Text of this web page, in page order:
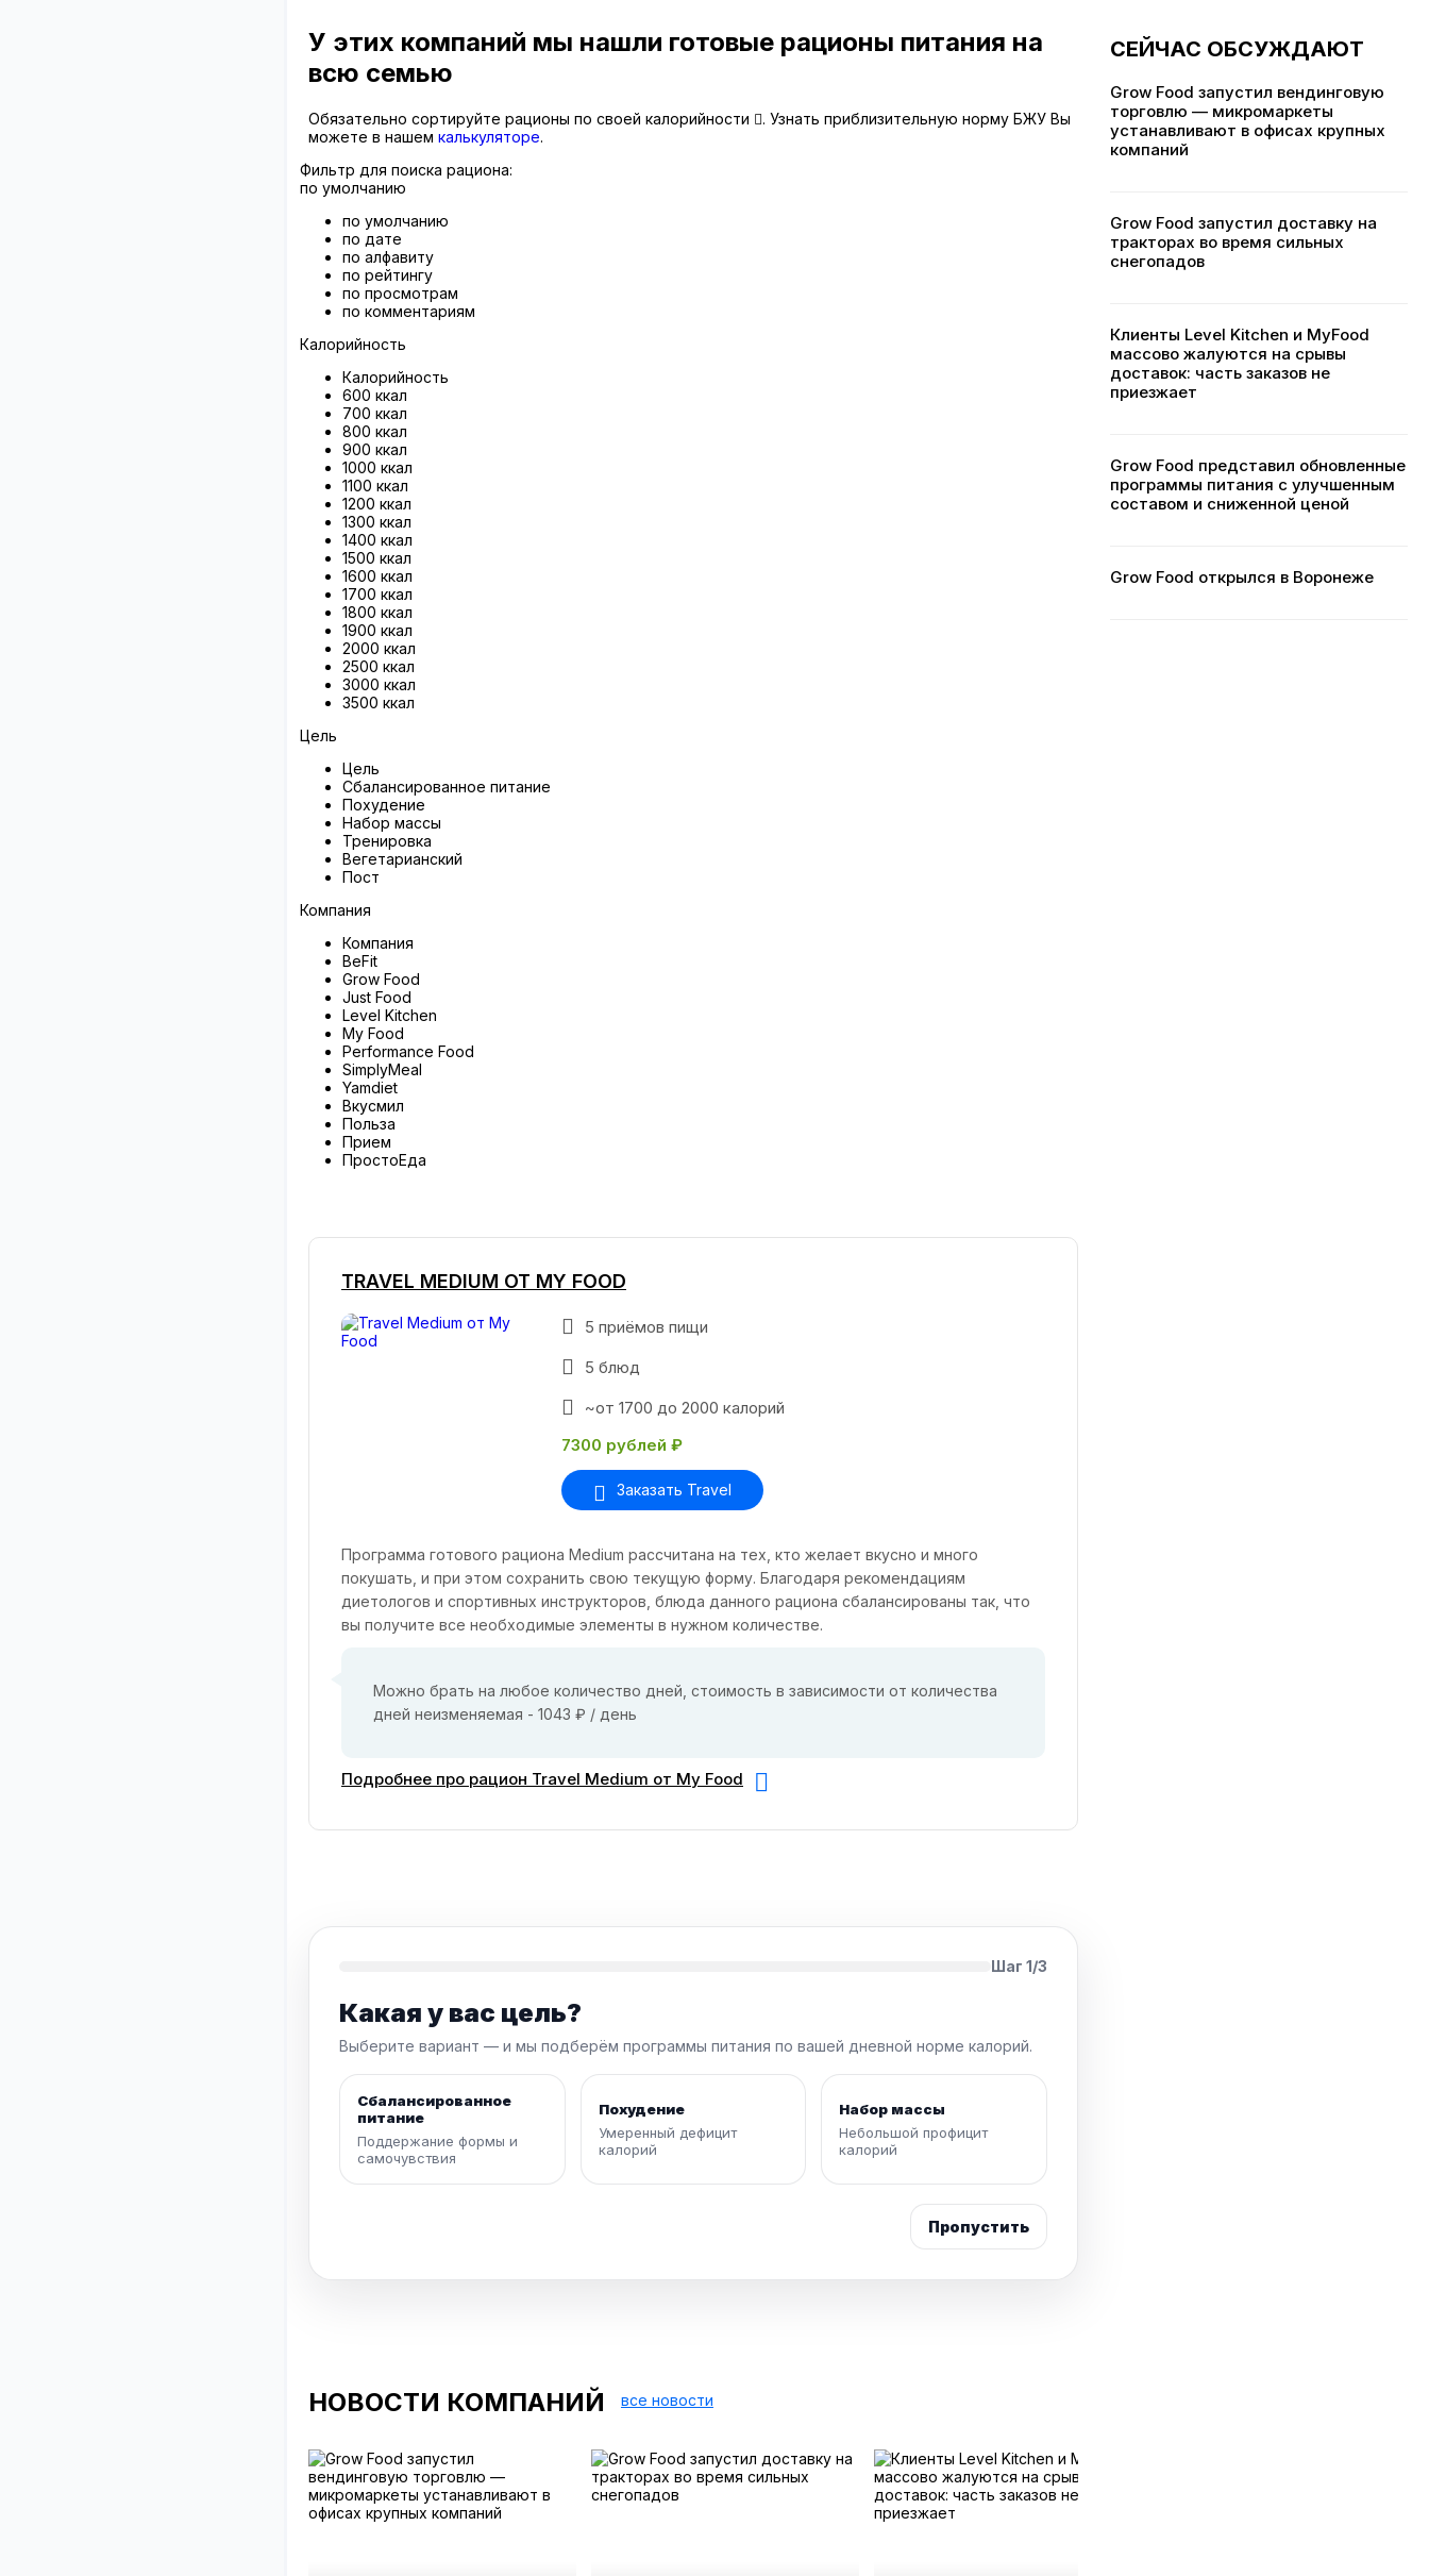
У этих компаний мы нашли готовые рационы питания на
всю семью
Обязательно сортируйте рационы по своей калорийности
. Узнать приблизительную норму БЖУ Вы
можете в нашем калькуляторе.
Фильтр для поиска рациона:
по умолчанию
по умолчанию
по дате
по алфавиту
по рейтингу
по просмотрам
по комментариям
Калорийность
Калорийность
600 ккал
700 ккал
800 ккал
900 ккал
1000 ккал
1100 ккал
1200 ккал
1300 ккал
1400 ккал
1500 ккал
1600 ккал
1700 ккал
1800 ккал
1900 ккал
2000 ккал
2500 ккал
3000 ккал
3500 ккал
Цель
Цель
Сбалансированное питание
Похудение
Набор массы
Тренировка
Вегетарианский
Пост
Компания
Компания
BeFit
Grow Food
Just Food
Level Kitchen
My Food
Performance Food
SimplyMeal
Yamdiet
Вкусмил
Польза
Прием
ПростоЕда
TRAVEL MEDIUM ОТ MY FOOD
5 приёмов пищи
5 блюд
~от 1700 до 2000 калорий
7300 рублей ₽
Заказать Travel
Программа готового рациона Medium рассчитана на тех, кто желает вкусно и много
покушать, и при этом сохранить свою текущую форму. Благодаря рекомендациям
диетологов и спортивных инструкторов, блюда данного рациона сбалансированы так, что
вы получите все необходимые элементы в нужном количестве.
Можно брать на любое количество дней, стоимость в зависимости от количества
дней неизменяемая - 1043 ₽ / день
Подробнее про рацион Travel Medium от My Food
Шаг 1/3
Какая у вас цель?
Выберите вариант — и мы подберём программы питания по вашей дневной норме калорий.
Сбалансированное
питание
Поддержание формы и
самочувствия
Похудение
Умеренный дефицит
калорий
Набор массы
Небольшой профицит
калорий
Пропустить
НОВОСТИ КОМПАНИЙ все новости
СЕЙЧАС ОБСУЖДАЮТ
Grow Food запустил вендинговую
торговлю — микромаркеты
устанавливают в офисах крупных
компаний
Grow Food запустил доставку на
тракторах во время сильных
снегопадов
Клиенты Level Kitchen и MyFood
массово жалуются на срывы
доставок: часть заказов не
приезжает
Grow Food представил обновленные
программы питания с улучшенным
составом и сниженной ценой
Grow Food открылся в Воронеже